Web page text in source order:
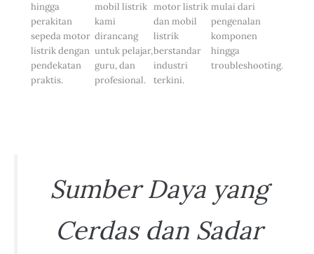
hingga
perakitan
sepeda motor
listrik dengan
pendekatan
praktis.
mobil listrik
kami
dirancang
untuk pelajar,
guru, dan
profesional.
motor listrik
dan mobil
listrik
berstandar
industri
terkini.
mulai dari
pengenalan
komponen
hingga
troubleshooting.
Sumber Daya yang
Cerdas dan Sadar